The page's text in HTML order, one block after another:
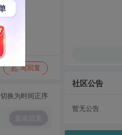
写回复
切换为时间正序
发表回复
社区公告
暂无公告